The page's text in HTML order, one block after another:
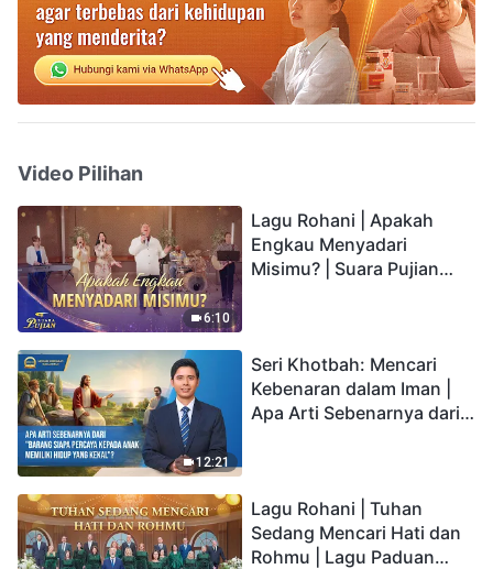
Video Pilihan
6:10
Lagu Rohani | Apakah
Engkau Menyadari
Misimu? | Suara Pujian
12:21
Seri Khotbah: Mencari
Kebenaran dalam Iman |
Apa Arti Sebenarnya dari
Lagu Rohani | Tuhan
Sedang Mencari Hati dan
Rohmu | Lagu Paduan